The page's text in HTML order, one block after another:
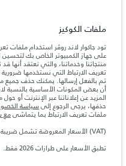
المعلومات والمواصفات والأسعار
آخر، كما أنّها قد تتغير بدون إشعار مسبق.
والتحقق من الأسعار.
ملاحظة مهمة حول الصور والمواصفات.
في مواصفات تصميم السيارات وتوفر
للغاية، ونتيجة لذلك، قد لا تمثّل الصور
بالكامل بالنسبة إلى الميزات والخيارات
سيتمكّن من تأكيد أي تقييدات حالية معك
الأرقام المقدمة هي نتيجة لاختبارات
يتباين استهلك الوقود الفعلي للمركبة عن
الأرقام بغرض المقارنة فحسب.
الأسعار تنطبق فقط على الطرازات المصنعة في
ملفات الكوكيز
تود جاكوار لاند روڤر استخدام ملفات
على جهاز الكمبيوتر الخاص بك لتحسين
منتجاتنا وخدماتنا، والتي نعتقد
تعريف الارتباط التي نستخدمها
تم بالفعل إرسالها. يمكنك حذف جميع
أن بعض المكونات الأساسية بالنسبة
المزيد عن إعلاناتنا عبر الإنترنت أو
حذفها، يرجى الرجوع إلى سياسة
ملفات تعريف الارتباط بما يتماشىمع
(VAT) الأسعار المعروضة تشمل ضريبة القيمة المضافة.
تطبق الأسعار على طرازات 2026 فقط.